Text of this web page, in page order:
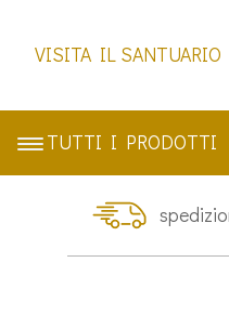
VISITA IL SANTUARIO
TUTTI I PRODOTTI